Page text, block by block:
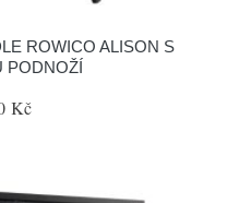
ROWICO ALISON S
PODNOŽÍ
Kč